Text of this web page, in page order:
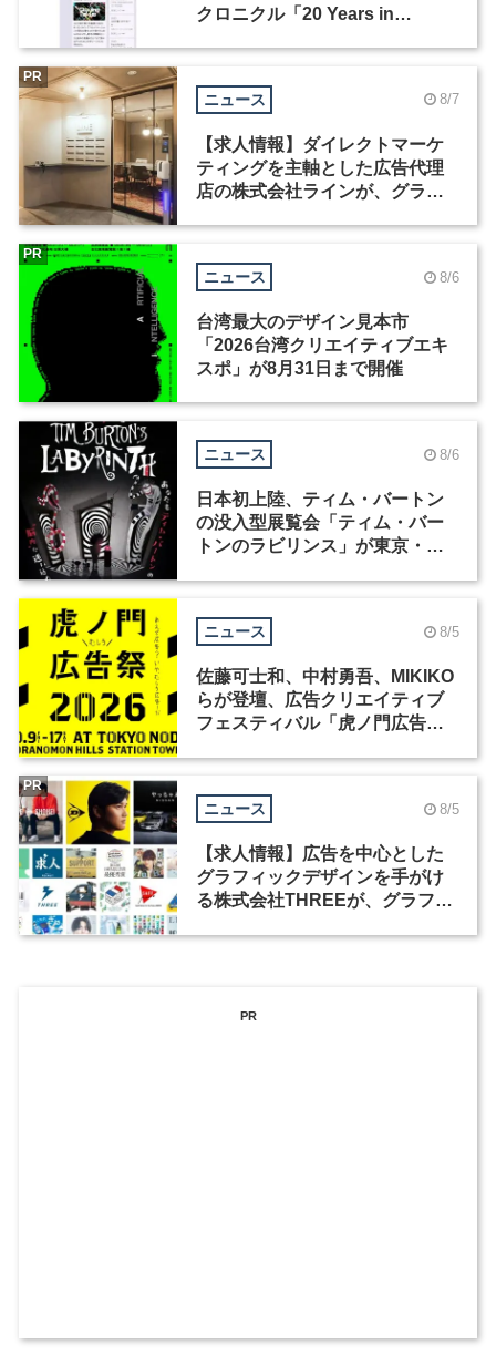
クロニクル「20 Years in
ニュース 8/7
【求人情報】ダイレクトマーケ
ティングを主軸とした広告代理
店の株式会社ラインが、グラフ
PR
ニュース 8/6
台湾最大のデザイン見本市
「2026台湾クリエイティブエキ
スポ」が8月31日まで開催
PR
ニュース 8/6
日本初上陸、ティム・バートン
の没入型展覧会「ティム・バー
トンのラビリンス」が東京・豊
ニュース 8/5
佐藤可士和、中村勇吾、MIKIKO
らが登壇、広告クリエイティブ
フェスティバル「虎ノ門広告
ニュース 8/5
【求人情報】広告を中心とした
グラフィックデザインを手がけ
る株式会社THREEが、グラフィ
PR
PR